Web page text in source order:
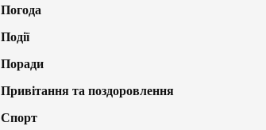
Погода
Події
Поради
Привітання та поздоровлення
Спорт